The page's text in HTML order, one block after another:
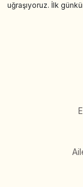
uğraşıyoruz. İlk